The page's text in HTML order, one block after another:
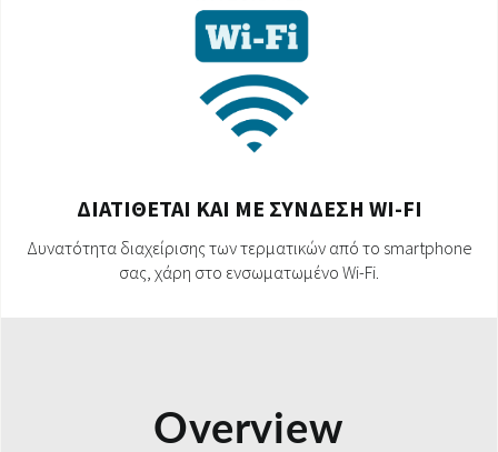
ΔΙΑΤΙΘΕΤΑΙ ΚΑΙ ΜΕ ΣΥΝΔΕΣΗ WI-FI
Δυνατότητα διαχείρισης των τερματικών από το smartphone
σας, χάρη στο ενσωματωμένο Wi-Fi.
Overview